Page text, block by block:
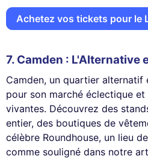
Achetez vos tickets pour le
7. Camden : L'Alternative
Camden, un quartier
pour son marché éclectique et
vivantes. Découvrez des
entier, des boutiques de
célèbre Roundhouse, un lieu
comme souligné dans notre